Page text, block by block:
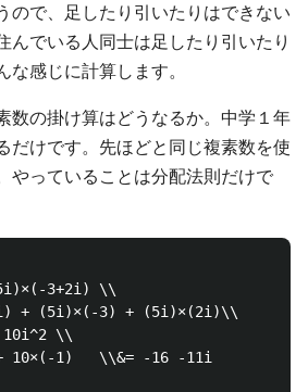
ので、足したり引いたりはできない
んでいる人同士は足したり引いたり
な感じに計算します。
数の掛け算はどうなるか。中学１年
だけです。先ほどと同じ複素数を使
やっていることは分配法則だけで
3+2i) \\
+ (5i)×(-3) + (5i)×(2i)\\
10i^2 \\
10×(-1)   \\&= -16 -11i